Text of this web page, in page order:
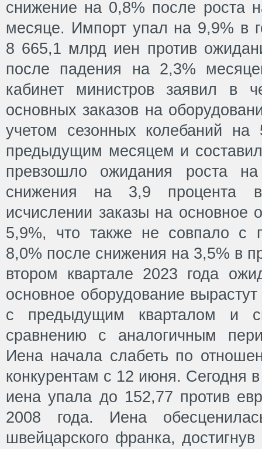
снижение на 0,8% после роста
месяце. Импорт упал на 9,9% в
8 665,1 млрд иен против
после падения на 2,3%
кабинет министров заявил в
основных заказов на
учетом сезонных колебаний
предыдущим месяцем и
превзошло ожидания роста
снижения на 3,9 процента
исчислении заказы на основное
5,9%, что также не совпало с
8,0% после снижения на 3,5% в
втором квартале 2023 года
основное оборудование
с предыдущим кварталом и
сравнению с аналогичным
Иена начала слабеть по
конкурентам с 12 июня. Сегодня
иена упала до 152,77 против
2008 года. Иена
швейцарского франка, достигнув